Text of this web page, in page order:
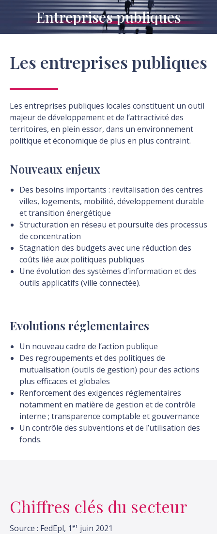
Entreprises publiques
Vous êtes ici :
Les entreprises publiques
Les entreprises publiques locales constituent un outil
majeur de développement et de l’attractivité des
territoires, en plein essor, dans un environnement
politique et économique de plus en plus contraint.
Nouveaux enjeux
Des besoins importants : revitalisation des centres
villes, logements, mobilité, développement durable
et transition énergétique
Structuration en réseau et poursuite des processus
de concentration
Stagnation des budgets avec une réduction des
coûts liée aux politiques publiques
Une évolution des systèmes d’information et des
outils applicatifs (ville connectée).
Evolutions réglementaires
Un nouveau cadre de l’action publique
Des regroupements et des politiques de
mutualisation (outils de gestion) pour des actions
plus efficaces et globales
Renforcement des exigences réglementaires
notamment en matière de gestion et de contrôle
interne ; transparence comptable et gouvernance
Un contrôle des subventions et de l’utilisation des
fonds.
Chiffres clés du secteur
Source : FedEpl, 1 er juin 2021